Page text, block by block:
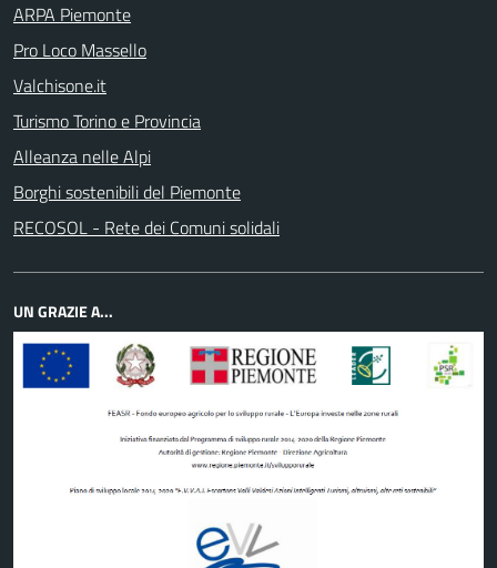
ARPA Piemonte
Pro Loco Massello
Valchisone.it
Turismo Torino e Provincia
Alleanza nelle Alpi
Borghi sostenibili del Piemonte
RECOSOL - Rete dei Comuni solidali
UN GRAZIE A...